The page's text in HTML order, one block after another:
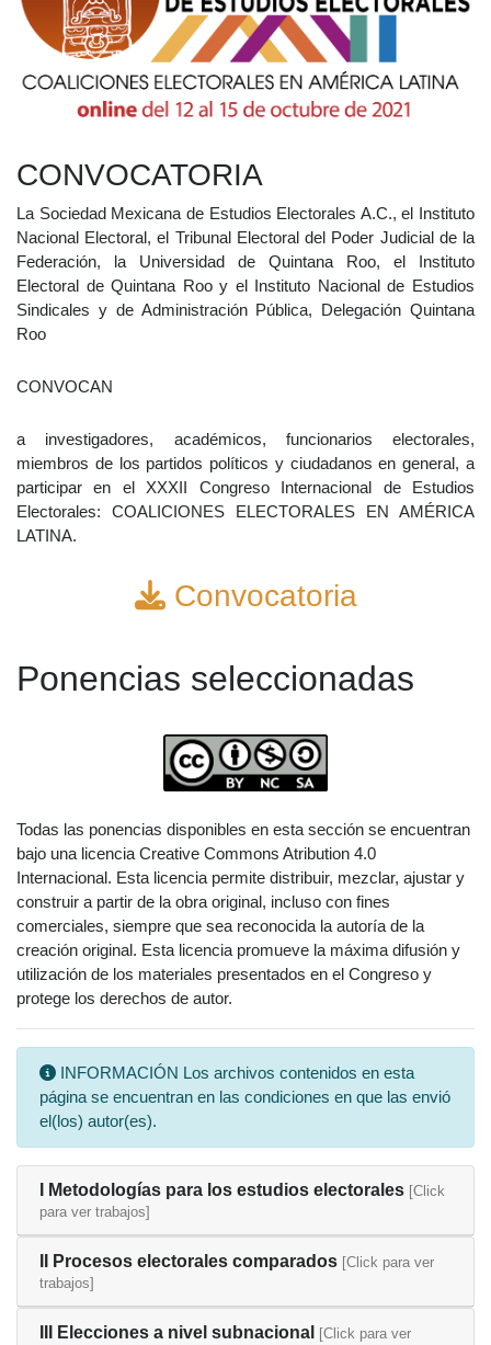
CONVOCATORIA
La Sociedad Mexicana de Estudios Electorales A.C., el Instituto
Nacional Electoral, el Tribunal Electoral del Poder Judicial de la
Federación, la Universidad de Quintana Roo, el Instituto
Electoral de Quintana Roo y el Instituto Nacional de Estudios
Sindicales y de Administración Pública, Delegación Quintana
Roo
CONVOCAN
a investigadores, académicos, funcionarios electorales,
miembros de los partidos políticos y ciudadanos en general, a
participar en el XXXII Congreso Internacional de Estudios
Electorales: COALICIONES ELECTORALES EN AMÉRICA
LATINA.
Convocatoria
Ponencias seleccionadas
Todas las ponencias disponibles en esta sección se encuentran
bajo una licencia Creative Commons Atribution 4.0
Internacional. Esta licencia permite distribuir, mezclar, ajustar y
construir a partir de la obra original, incluso con fines
comerciales, siempre que sea reconocida la autoría de la
creación original. Esta licencia promueve la máxima difusión y
utilización de los materiales presentados en el Congreso y
protege los derechos de autor.
INFORMACIÓN Los archivos contenidos en esta
página se encuentran en las condiciones en que las envió
el(los) autor(es).
I Metodologías para los estudios electorales [Click
para ver trabajos]
II Procesos electorales comparados [Click para ver
trabajos]
III Elecciones a nivel subnacional
[Click para ver